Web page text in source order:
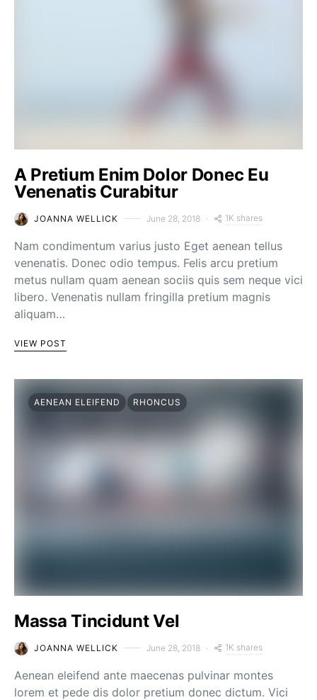
A Pretium Enim Dolor Donec Eu
Venenatis Curabitur
JOANNA WELLICK June 28, 2018 1K shares
Nam condimentum varius justo Eget aenean tellus
venenatis. Donec odio tempus. Felis arcu pretium
metus nullam quam aenean sociis quis sem neque vici
libero. Venenatis nullam fringilla pretium magnis
aliquam…
VIEW POST
AENEAN ELEIFEND RHONCUS
Massa Tincidunt Vel
JOANNA WELLICK June 28, 2018 1K shares
Aenean eleifend ante maecenas pulvinar montes
lorem et pede dis dolor pretium donec dictum. Vici